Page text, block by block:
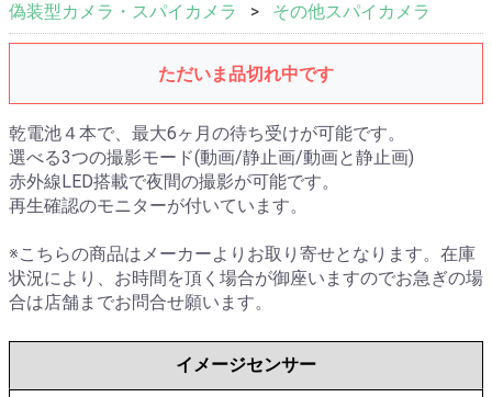
偽装型カメラ・スパイカメラ
その他スパイカメラ
ただいま品切れ中です
乾電池４本で、最大6ヶ月の待ち受けが可能です。
選べる3つの撮影モード(動画/静止画/動画と静止画)
赤外線LED搭載で夜間の撮影が可能です。
再生確認のモニターが付いています。
※こちらの商品はメーカーよりお取り寄せとなります。在庫
状況により、お時間を頂く場合が御座いますのでお急ぎの場
合は店舗までお問合せ願います。
イメージセンサー